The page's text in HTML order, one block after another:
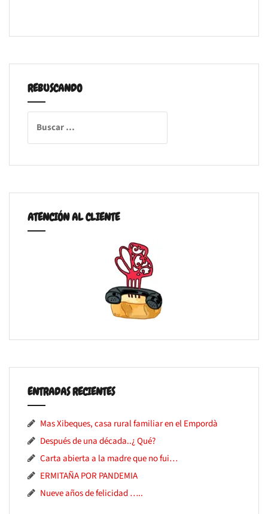
REBUSCANDO
ATENCIÓN AL CLIENTE
ENTRADAS RECIENTES
Mas Xibeques, casa rural familiar en el Empordà
Después de una década..¿ Qué?
Carta abierta a la madre que no fui…
ERMITAÑA POR PANDEMIA
Nueve años de felicidad …..